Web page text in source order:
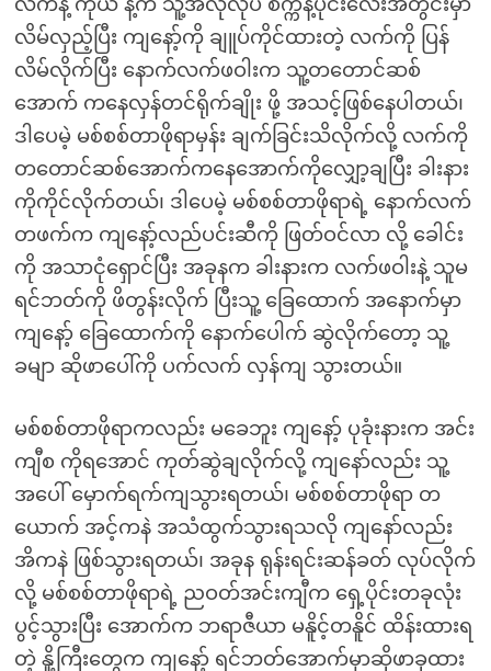
လက်နဲ့ ကိုယ် နဲ့က သူ့အလိုလိုပဲ စက္ကန့်ပိုင်းလေးအတွင်းမှာ
လိမ်လှည့်ပြီး ကျနော့်ကို ချူပ်ကိုင်ထားတဲ့ လက်ကို ပြန်
လိမ်လိုက်ပြီး နောက်လက်ဖဝါးက သူ့တတောင်ဆစ်
အောက် ကနေလှန်တင်ရိုက်ချိုး ဖို့ အသင့်ဖြစ်နေပါတယ်၊
ဒါပေမဲ့ မစ်စစ်တာဖိုရာမှန်း ချက်ခြင်းသိလိုက်လို့ လက်ကို
တတောင်ဆစ်အောက်ကနေအောက်ကိုလျှော့ချပြီး ခါးနား
ကိုကိုင်လိုက်တယ်၊ ဒါပေမဲ့ မစ်စစ်တာဖိုရာရဲ့ နောက်လက်
တဖက်က ကျနော့်လည်ပင်းဆီကို ဖြတ်ဝင်လာ လို့ ခေါင်း
ကို အသာငုံရှောင်ပြီး အခုနက ခါးနားက လက်ဖဝါးနဲ့ သူမ
ရင်ဘတ်ကို ဖိတွန်းလိုက် ပြီးသူ့ ခြေထောက် အနောက်မှာ
ကျနော့် ခြေထောက်ကို နောက်ပေါက် ဆွဲလိုက်တော့ သူ့
ခမျာ ဆိုဖာပေါ်ကို ပက်လက် လှန်ကျ သွားတယ်။
မစ်စစ်တာဖိုရာကလည်း မခေဘူး ကျနော့် ပုခုံးနားက အင်း
ကျီစ ကိုရအောင် ကုတ်ဆွဲချလိုက်လို့ ကျနော်လည်း သူ့
အပေါ် မှောက်ရက်ကျသွားရတယ်၊ မစ်စစ်တာဖိုရာ တ
ယောက် အင့်ကနဲ အသံထွက်သွားရသလို ကျနော်လည်း
အိကနဲ ဖြစ်သွားရတယ်၊ အခုန ရုန်းရင်းဆန်ခတ် လုပ်လိုက်
လို့ မစ်စစ်တာဖိုရာရဲ့ ညဝတ်အင်းကျီက ရှေ့ပိုင်းတခုလုံး
ပွင့်သွားပြီး အောက်က ဘရာဇီယာ မနိူင့်တနိူင် ထိန်းထားရ
တဲ့ နိူ့ကြီးတွေက ကျနော့် ရင်ဘတ်အောက်မှာဆိုဖာခုထား